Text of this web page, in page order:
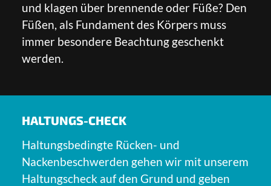
und klagen über brennende oder Füße? Den
Füßen, als Fundament des Körpers muss
immer besondere Beachtung geschenkt
werden.
HALTUNGS-CHECK
Haltungsbedingte Rücken- und
Nackenbeschwerden gehen wir mit unserem
Haltungscheck auf den Grund und geben